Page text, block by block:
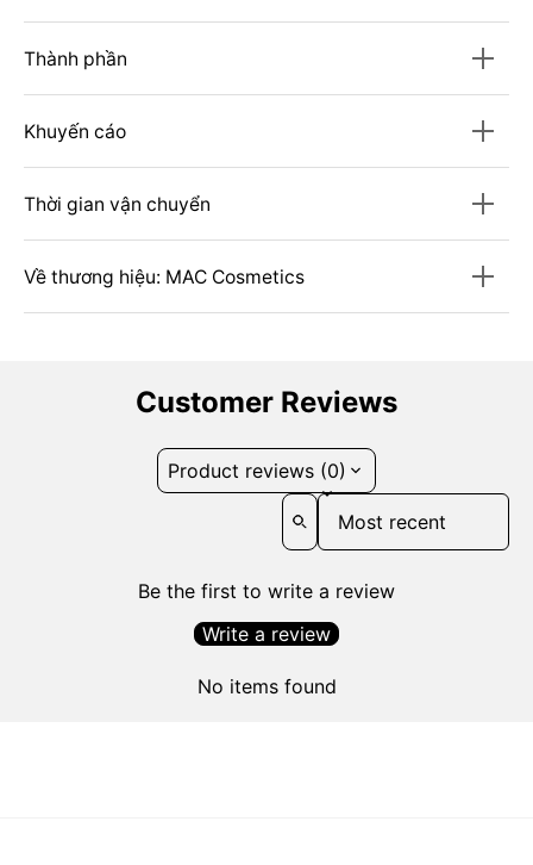
Thành phần
Khuyến cáo
Thời gian vận chuyển
Về thương hiệu: MAC Cosmetics
Customer Reviews
Product reviews (0)
Sort reviews by
Be the first to write a review
Write a review
No items found